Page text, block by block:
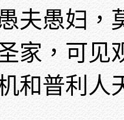
夫愚妇，
家，可见
和普利人